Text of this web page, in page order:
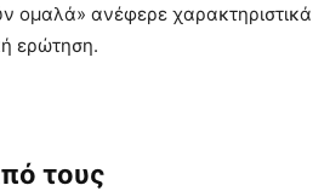
ομαλά» ανέφερε χαρακτηριστικά
ερώτηση.
τους